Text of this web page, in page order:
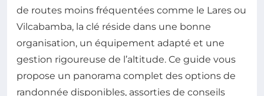
de routes moins fréquentées comme le Lares ou
Vilcabamba, la clé réside dans une bonne
organisation, un équipement adapté et une
gestion rigoureuse de l’altitude. Ce guide vous
propose un panorama complet des options de
randonnée disponibles, assorties de conseils